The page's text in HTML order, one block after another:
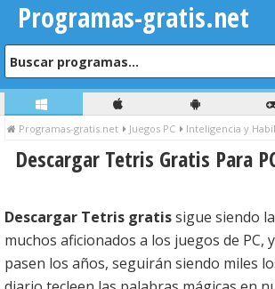
Programas-gratis.net
Programas-gratis.net Juegos PC Inteligencia y
Descargar Tetris Gratis Para
Descargar Tetris gratissigue siendo
muchos aficionados a los juegos de PC,
pasen los años, seguirán siendo miles